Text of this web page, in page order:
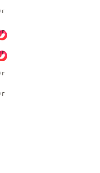
г
г
г
г
г